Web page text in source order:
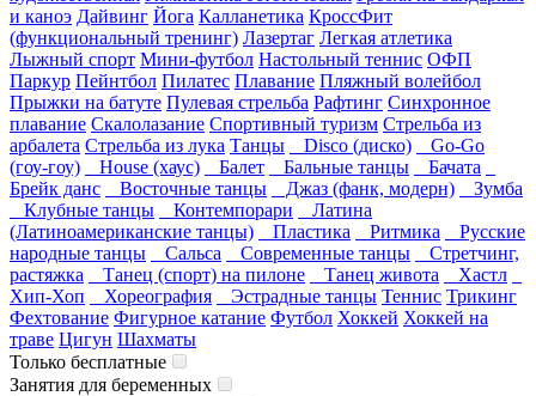
и каноэ Дайвинг Йога Калланетика КроссФит
(функциональный тренинг) Лазертаг Легкая атлетика
Лыжный спорт Мини-футбол Настольный теннис ОФП
Паркур Пейнтбол Пилатес Плавание Пляжный волейбол
Прыжки на батуте Пулевая стрельба Рафтинг Синхронное
плавание Скалолазание Спортивный туризм Стрельба из
арбалета Стрельба из лука Танцы Disco (диско)
Go-Go
(гоу-гоу)
House (хаус) Балет Бальные танцы
Бачата
Брейк данс
Восточные танцы Джаз (фанк, модерн)
Зумба
Клубные танцы
Контемпорари
Латина
(Латиноамериканские танцы)
Пластика Ритмика
Русские
народные танцы
Сальса Современные танцы
Стретчинг,
растяжка
Танец (спорт) на пилоне Танец живота
Хастл
Хип-Хоп
Хореография Эстрадные танцы Теннис Трикинг
Фехтование Фигурное катание Футбол Хоккей Хоккей на
траве Цигун Шахматы
Только бесплатные
Занятия для беременных